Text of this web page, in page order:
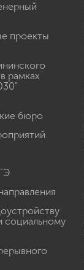
проекты
рамках
бюро
социальному